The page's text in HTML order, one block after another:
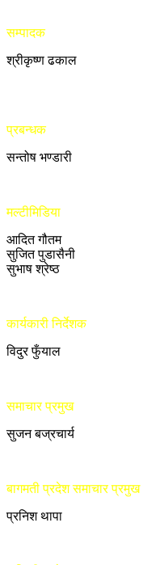
सम्पादक
श्रीकृष्ण ढकाल
प्रबन्धक
सन्तोष भण्डारी
मल्टीमिडिया
आदित गौतम
सुजित पुडासैनी
सुभाष श्रेष्ठ
कार्यकारी निर्देशक
विदुर फुँयाल
समाचार प्रमुख
सुजन बज्रचार्य
बागमती प्रदेश समाचार प्रमुख
प्रनिश थापा